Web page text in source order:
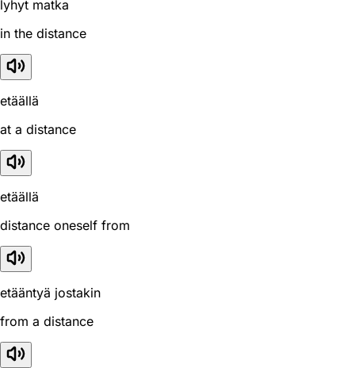
lyhyt matka
in the distance
etäällä
at a distance
etäällä
distance oneself from
etääntyä jostakin
from a distance